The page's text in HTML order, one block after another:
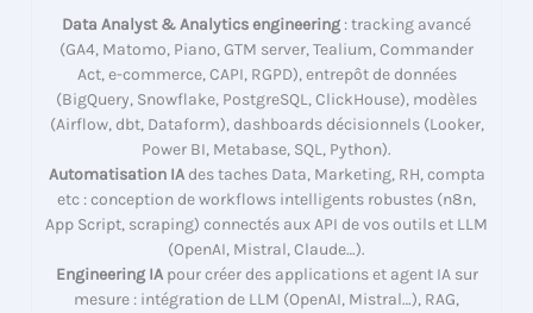
Data Analyst & Analytics engineering : tracking avancé
(GA4, Matomo, Piano, GTM server, Tealium, Commander
Act, e-commerce, CAPI, RGPD), entrepôt de données
(BigQuery, Snowflake, PostgreSQL, ClickHouse), modèles
(Airflow, dbt, Dataform), dashboards décisionnels (Looker,
Power BI, Metabase, SQL, Python).
Automatisation IAdes taches Data, Marketing, RH, compta
etc : conception de workflows intelligents robustes (n8n,
App Script, scraping) connectés aux API de vos outils et LLM
(OpenAI, Mistral, Claude…).
Engineering IApour créer des applications et agent IA sur
mesure : intégration de LLM (OpenAI, Mistral…), RAG,